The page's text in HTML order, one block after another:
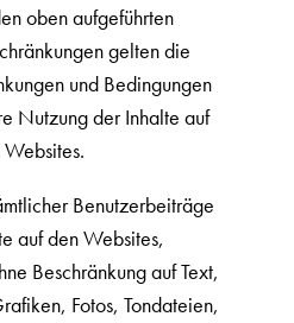
oben aufgeführten
gelten die
und Bedingungen
Nutzung der Inhalte auf
Benutzerbeiträge
auf den Websites,
Beschränkung auf Text,
Fotos, Tondateien,